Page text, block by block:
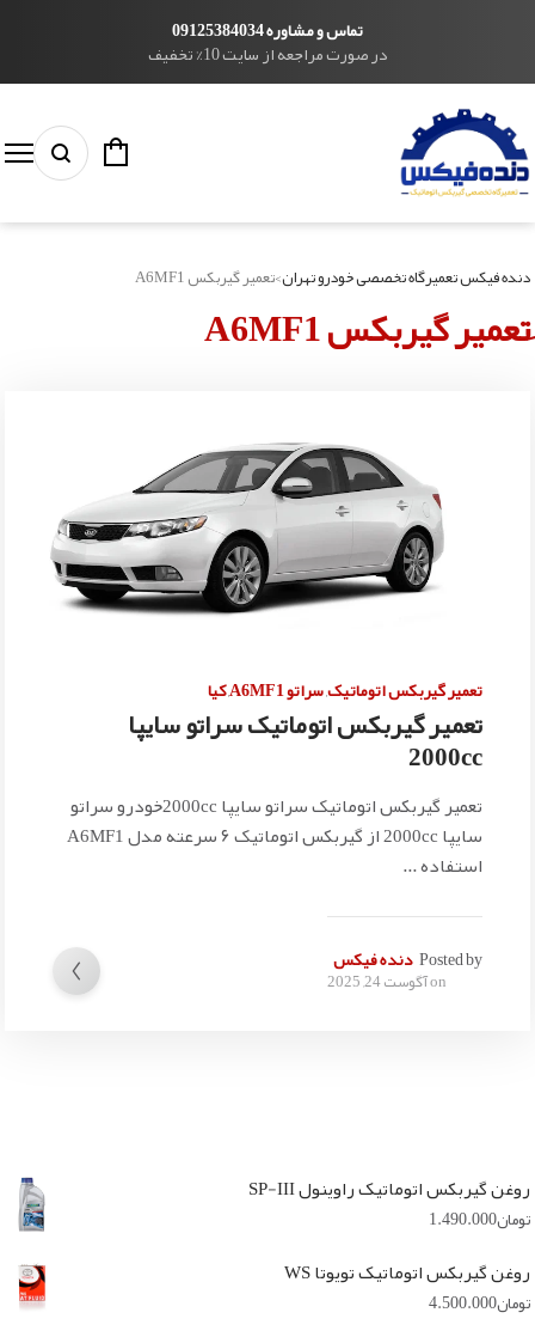
تماس و مشاوره 09125384034
در صورت مراجعه از سایت 10% تخفیف
دنده فیکس تعمیرگاه تخصصی خودرو تهران>َتعمیر گیربکس A6MF1
َتعمیر گیربکس A6MF1
تعمیر گیربکس اتوماتیک,سراتو A6MF1 ,کیا
تعمیر گیربکس اتوماتیک سراتو سایپا
2000cc
تعمیر گیربکس اتوماتیک سراتو سایپا 2000ccخودرو سراتو
سایپا 2000cc از گیربکس اتوماتیک ۶ سرعته مدل A6MF1
استفاده ...
Posted byدنده فیکس
onآگوست 24, 2025
روغن گیربکس اتوماتیک راوینول SP-III
تومان1.490.000
روغن گیربکس اتوماتیک تویوتا WS
تومان4.500.000